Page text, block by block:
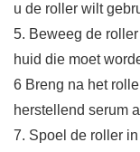
u de roller wilt
5. Beweeg de
huid die moet
6 Breng na het
herstellend serum
7. Spoel de roller